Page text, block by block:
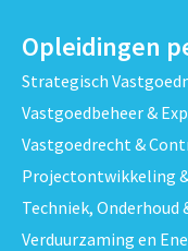
Opleidingen
Strategisch
Vastgoedbeheer &
Vastgoedrecht &
Projectontwikkeling
Techniek,
Verduurzaming en